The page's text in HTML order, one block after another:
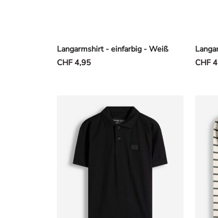
Langarmshirt - einfarbig - Weiß
CHF 4,95
CHF